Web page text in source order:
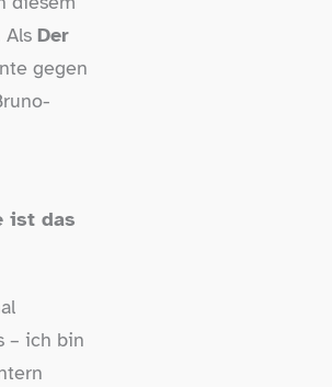
Der
gegen
ist das
– ich bin